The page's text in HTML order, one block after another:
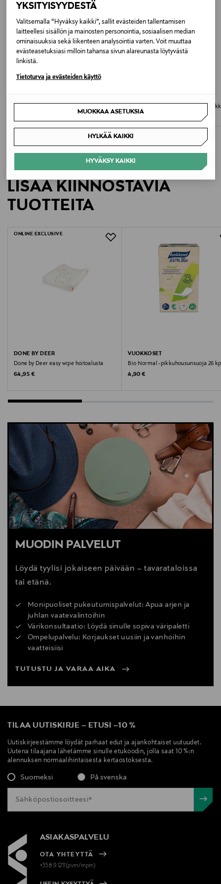
YKSITYISYYDESTÄ
Valitsemalla “Hyväksy kaikki”, sallit evästeiden tallentamisen
laitteellesi sisällön ja mainosten personointia, sosiaalisen median
ominaisuuksia sekä liikenteen analysointia varten. Voit muuttaa
evästeasetuksiasi milloin tahansa sivun alareunasta löytyvästä
linkistä.
Tietoturva ja evästeiden käyttö
MUOKKAA ASETUKSIA
HYLKÄÄ KAIKKI
HYVÄKSY KAIKKI
Puhdista pinta kevyesti kostealla liinalla. Vältä
hankausaineita ja liuotinta.
Väri
002 MOCHA
Koko
ONE
Valmistusmaa
Valmistajan tuotenumero
L1621089
Valmistajan osoite
43 rue Vineuse 75116 Paris, France
käsilaukku, laukku, Longchamp, olkalaukku, naisten
laukku, laukku naiselle
Le Pliage Original Top Handle -
LISÄÄ KIINNOSTAVIA
TUOTTEITA
ONLINE EXCLUSIVE
DONE BY DEER
Done by Deer easy wipe hoitoalusta
Original Price
64,95 €
VUOKKOSET
Bio Normal -pikkuhousunsuoja 26
Original Price
4,90 €
MUODIN PALVELUT
Löydä tyylisi jokaiseen päivään – tavarataloissa
tai etänä.
Monipuoliset pukeutumispalvelut: Apua arjen ja
juhlan vaatevalintoihin
Värikonsultaatio: Löydä sinulle sopiva väripaletti
Ompelupalvelu: Korjaukset uusiin ja vanhoihin
vaatteisiisi
TUTUSTU JA VARAA AIKA
TILAA UUTISKIRJE – ETUSI –10 %
Uutiskirjeestämme löydät parhaat edut ja ajankohtaiset uutuudet.
Uutena tilaajana lähetämme sinulle etukoodin, jolla saat 10 %:n
alennuksen normaalihintaisesta kertaostoksesta.
Suomeksi På svenska
ASIAKASPALVELU
OTA YHTEYTTÄ
+358 9 1211(pvm/mpm)